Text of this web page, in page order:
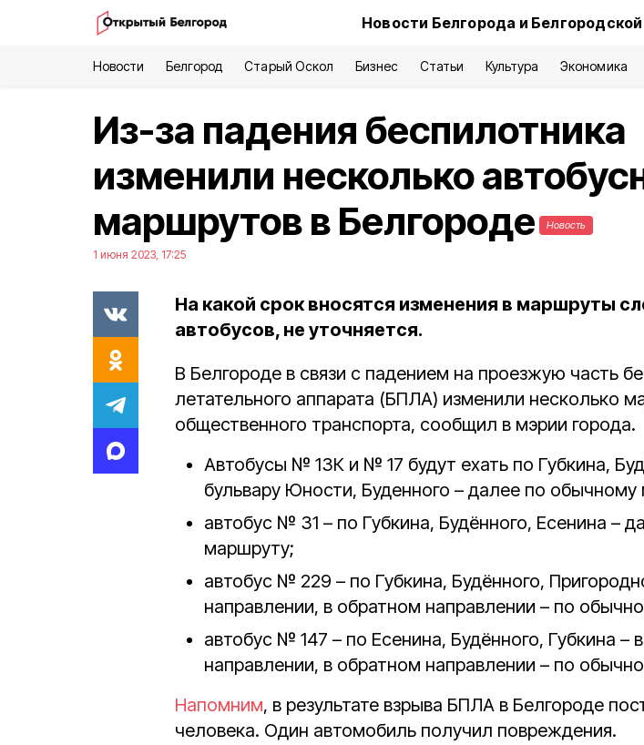
Новости Белгорода и
Новости Белгород Старый Оскол Бизнес Статьи Культура Экономика
Из-за падения беспилотника
изменили несколько
маршрутов в Белгороде
Новость
1 июня 2023, 17:25
На какой срок вносятся изменения в маршруты
автобусов, не уточняется.
В Белгороде в связи с падением на проезжую часть
летательного аппарата (БПЛА) изменили несколько
общественного транспорта, сообщил в мэрии города.
Автобусы № 13К и № 17 будут ехать по Губкина,
бульвару Юности, Буденного – далее по
автобус № 31 – по Губкина, Будённого, Есенина –
маршруту;
автобус № 229 – по Губкина, Будённого,
направлении, в обратном направлении – по
автобус № 147 – по Есенина, Будённого, Губкина –
направлении, в обратном направлении – по
Напомним, в результате взрыва БПЛА в Белгороде
человека. Один автомобиль получил повреждения.